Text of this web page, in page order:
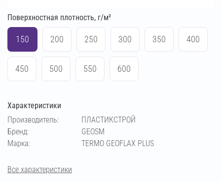
Поверхностная плотность, г/м²
150 200 250 300 350 400
450 500 550 600
Характеристики
Производитель:
ПЛАСТИКСТРОЙ
Бренд:
GEOSM
Марка:
TERMO GEOFLAX PLUS
Все характеристики